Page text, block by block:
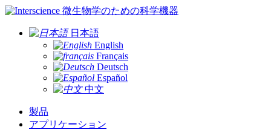
微生物学のための科学機器
日本語
English
Français
Deutsch
Español
中文
製品
アプリケーション